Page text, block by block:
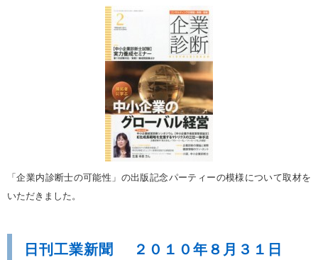
「企業内診断士の可能性」の出版記念パーティーの模様について取材を
いただきました。
日刊工業新聞 ２０１０年８月３１日